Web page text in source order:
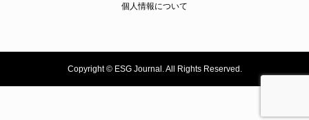
個人情報について
Copyright ©ESG Journal. All Rights Reserved.